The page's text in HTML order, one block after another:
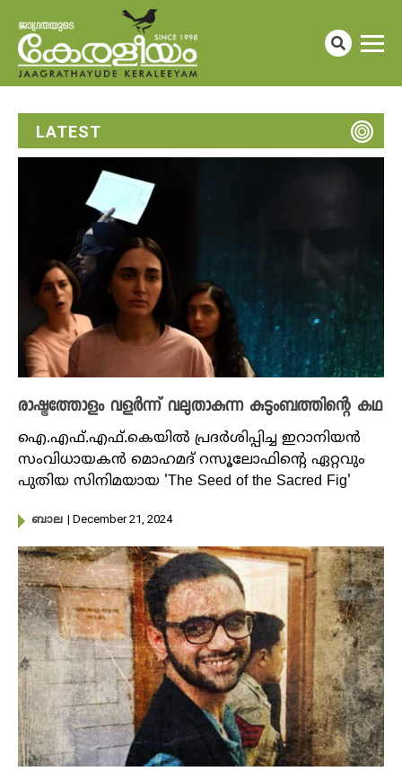
LATEST
രാഷ്ട്രത്തോളം വളർന്ന് വലുതാകുന്ന കുടുംബത്തിന്റെ കഥ
ഐ.എഫ്.എഫ്.കെയിൽ പ്രദർശിപ്പിച്ച ഇറാനിയൻ
സംവിധായകൻ മൊഹമദ് റസൂലോഫിന്റെ ഏറ്റവും
പുതിയ സിനിമയായ 'The Seed of the Sacred Fig'
ബാല | December 21, 2024